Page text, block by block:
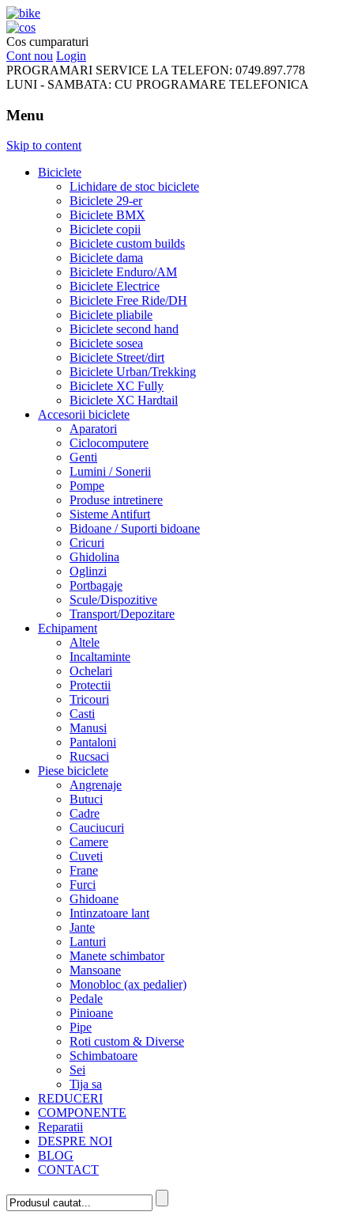
FreeRideBikes
Cos cumparaturi
Cont nou Login
PROGRAMARI SERVICE LA TELEFON: 0749.897.778
LUNI - SAMBATA: CU PROGRAMARE TELEFONICA
Menu
Skip to content
Biciclete
Lichidare de stoc biciclete
Biciclete 29-er
Biciclete BMX
Biciclete copii
Biciclete custom builds
Biciclete dama
Biciclete Enduro/AM
Biciclete Electrice
Biciclete Free Ride/DH
Biciclete pliabile
Biciclete second hand
Biciclete sosea
Biciclete Street/dirt
Biciclete Urban/Trekking
Biciclete XC Fully
Biciclete XC Hardtail
Accesorii biciclete
Aparatori
Ciclocomputere
Genti
Lumini / Sonerii
Pompe
Produse intretinere
Sisteme Antifurt
Bidoane / Suporti bidoane
Cricuri
Ghidolina
Oglinzi
Portbagaje
Scule/Dispozitive
Transport/Depozitare
Echipament
Altele
Incaltaminte
Ochelari
Protectii
Tricouri
Casti
Manusi
Pantaloni
Rucsaci
Piese biciclete
Angrenaje
Butuci
Cadre
Cauciucuri
Camere
Cuveti
Frane
Furci
Ghidoane
Intinzatoare lant
Jante
Lanturi
Manete schimbator
Mansoane
Monobloc (ax pedalier)
Pedale
Pinioane
Pipe
Roti custom & Diverse
Schimbatoare
Sei
Tija sa
REDUCERI
COMPONENTE
Reparatii
DESPRE NOI
BLOG
CONTACT